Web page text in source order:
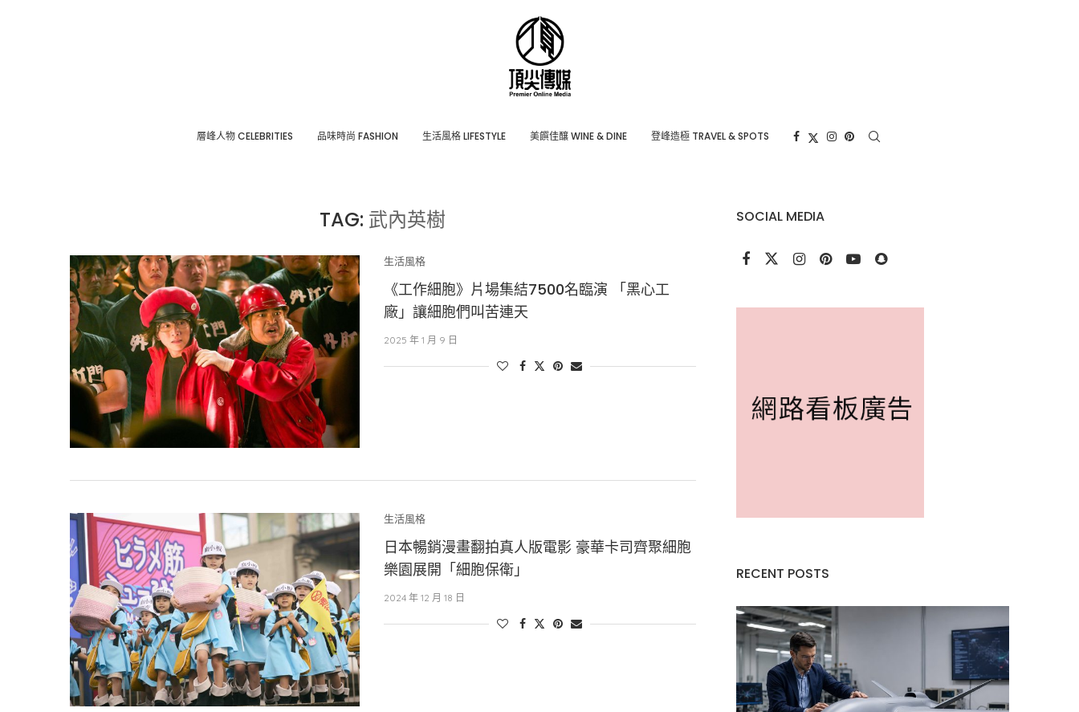
層峰⼈物 CELEBRITIES 品味時尚 FASHION ⽣活風格 LIFESTYLE 美饌佳釀 WINE & DINE 登峰造極 TRAVEL & SPOTS
TAG: 武內英樹
生活風格
《工作細胞》片場集結7500名臨演 「黑心工
廠」讓細胞們叫苦連天
2025 年 1 月 9 日
生活風格
日本暢銷漫畫翻拍真人版電影 豪華卡司齊聚細胞
樂園展開「細胞保衛」
2024 年 12 月 18 日
SOCIAL MEDIA
RECENT POSTS